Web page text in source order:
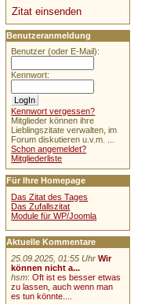
Zitat einsenden
Benutzeranmeldung
Benutzer (oder E-Mail):
Kennwort:
Kennwort vergessen?
Mitglieder können ihre
Lieblingszitate verwalten, im
Forum diskutieren u.v.m. ...
Schon angemeldet?
Mitgliederliste
Für Ihre Homepage
Das Zitat des Tages
Das Zufallszitat
Module für WP/Joomla
Aktuelle Kommentare
25.09.2025, 01:55 Uhr Wir
können nicht a...
hsm:Oft ist es besser etwas
zu lassen, auch wenn man
es tun könnte....